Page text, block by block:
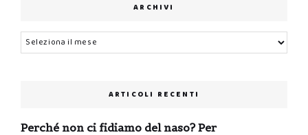
ARCHIVI
Archivi
ARTICOLI RECENTI
Perché non ci fidiamo del naso? Per